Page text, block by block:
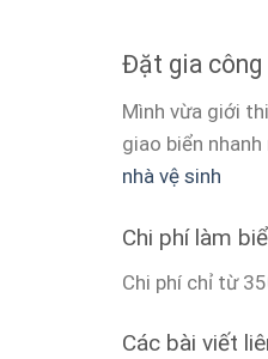
Đặt gia công
Mình vừa giới
giao biển
nhà vệ sinh
Chi phí làm
Chi phí chỉ từ
Các bài viết